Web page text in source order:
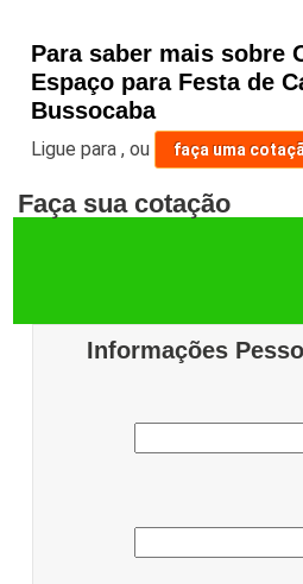
Para saber mais sobre
Espaço para Festa de
Bussocaba
Ligue para,ou faça uma
Faça sua cotação
Informações